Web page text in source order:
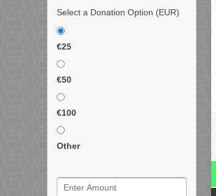
Select a Donation Option (EUR)
€25
€50
€100
Other